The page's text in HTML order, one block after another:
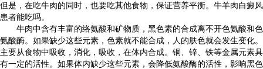
但是，在吃牛肉的同时，也要吃其他食物，保证营养平衡。牛羊肉白癜风
患者能吃吗。
牛肉中含有丰富的络氨酸和矿物质，黑色素的合成离不开色氨酸和色
氨酸酶。如果缺少这些元素，色素就不能合成，人的肤色就会发生变化。
主要从食物中吸收，消化，吸收，在体内合成。铜、锌、铁等金属元素具
有一定的活性。如果体内缺少这些元素，会降低氨酸酶的活性，影响黑色